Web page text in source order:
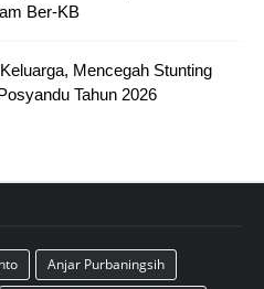
Ber-KB
Mencegah Stunting
Tahun 2026
Anjar Purbaningsih